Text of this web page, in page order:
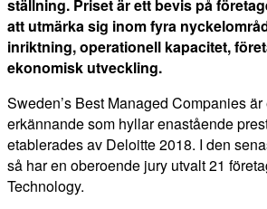
ställning. Priset är ett bevis på
att utmärka sig inom fyra
inriktning, operationell kapacitet,
ekonomisk utveckling.
Sweden’s Best Managed Companies
erkännande som hyllar enastående
etablerades av Deloitte 2018. I den
så har en oberoende jury utvalt 21
Technology.